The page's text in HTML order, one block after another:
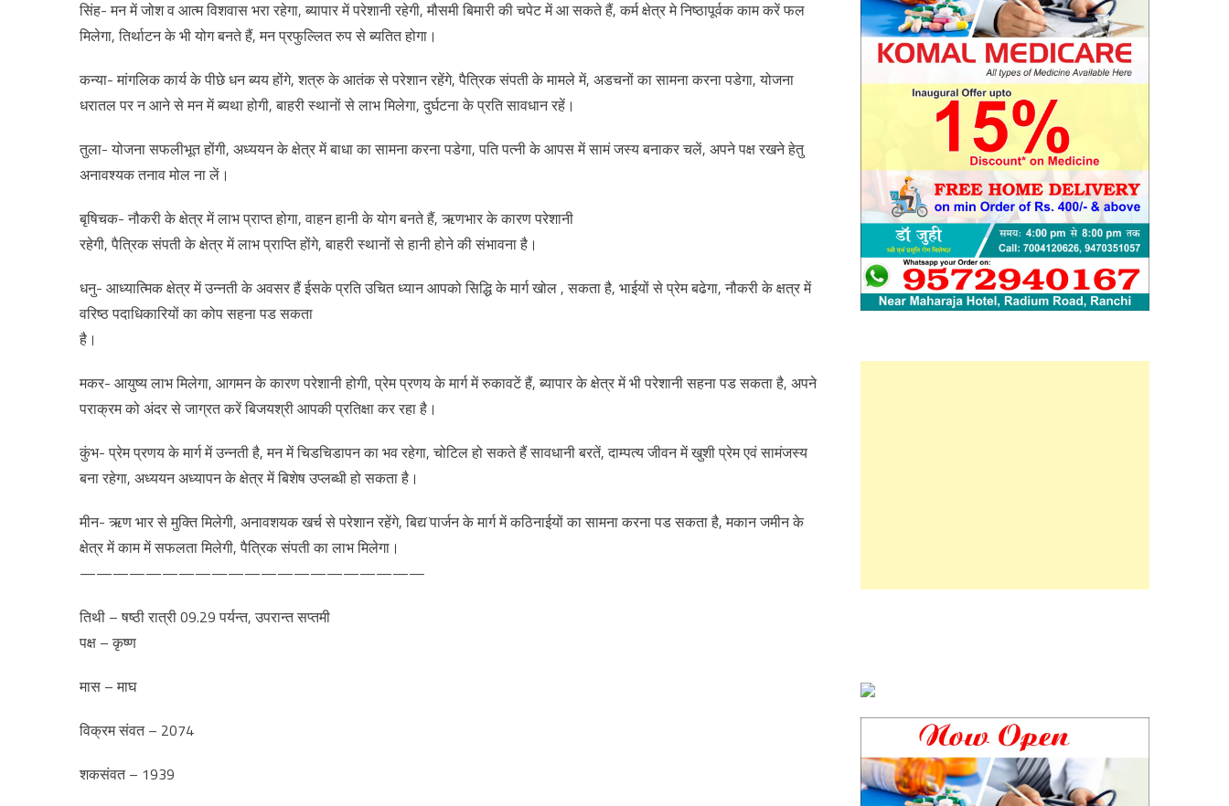
सिंह- मन में जोश व आत्म विशवास भरा रहेगा, ब्यापार में परेशानी रहेगी, मौसमी बिमारी की चपेट में आ सकते हैं, कर्म क्षेत्र मे निष्ठापूर्वक काम करें फल
मिलेगा, तिर्थाटन के भी योग बनते हैं, मन प्रफुल्लित रुप से ब्यतित होगा।
कन्या- मांगलिक कार्य के पीछे धन ब्यय होंगे, शत्रु के आतंक से परेशान रहेंगे, पैत्रिक संपती के मामले में, अडचनों का सामना करना पडेगा, योजना
धरातल पर न आने से मन में ब्यथा होगी, बाहरी स्थानों से लाभ मिलेगा, दुर्घटना के प्रति सावधान रहें।
तुला- योजना सफलीभूत होंगी, अध्ययन के क्षेत्र में बाधा का सामना करना पडेगा, पति पत्नी के आपस में सामं जस्य बनाकर चलें, अपने पक्ष रखने हेतु
अनावश्यक तनाव मोल ना लें।
बृषिचक- नौकरी के क्षेत्र में लाभ प्राप्त होगा, वाहन हानी के योग बनते हैं, ऋणभार के कारण परेशानी
रहेगी, पैत्रिक संपती के क्षेत्र में लाभ प्राप्ति होंगे, बाहरी स्थानों से हानी होने की संभावना है।
धनु- आध्यात्मिक क्षेत्र में उन्नती के अवसर हैं ईसके प्रति उचित ध्यान आपको सिद्धि के मार्ग खोल , सकता है, भाईयों से प्रेम बढेगा, नौकरी के क्षत्र में
वरिष्ठ पदाधिकारियों का कोप सहना पड सकता
है।
मकर- आयुष्य लाभ मिलेगा, आगमन के कारण परेशानी होगी, प्रेम प्रणय के मार्ग में रुकावटें हैं, ब्यापार के क्षेत्र में भी परेशानी सहना पड सकता है, अपने
पराक्रम को अंदर से जाग्रत करें बिजयश्री आपकी प्रतिक्षा कर रहा है।
कुंभ- प्रेम प्रणय के मार्ग में उन्नती है, मन में चिडचिडापन का भव रहेगा, चोटिल हो सकते हैं सावधानी बरतें, दाम्पत्य जीवन में खुशी प्रेम एवं सामंजस्य
बना रहेगा, अध्ययन अध्यापन के क्षेत्र में बिशेष उप्लब्धी हो सकता है।
मीन- ऋण भार से मुक्ति मिलेगी, अनावशयक खर्च से परेशान रहेंगे, बिद्य¨पार्जन के मार्ग में कठिनाईयों का सामना करना पड सकता है, मकान जमीन के
क्षेत्र में काम में सफलता मिलेगी, पैत्रिक संपती का लाभ मिलेगा।
—————————————————————
तिथी – षष्ठी रात्री 09.29 पर्यन्त, उपरान्त सप्तमी
पक्ष – कृष्ण
मास – माघ
विक्रम संवत – 2074
शकसंवत – 1939